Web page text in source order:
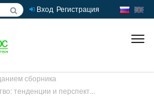
Вход Регистрация
сборника
тенденции и перспект...